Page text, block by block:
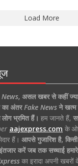
Load More
News, असल खबर से कहीं
अंतर Fake Newsने खत्म
भ्रमित हैं। हम जानते हैं,
aajexpress.com के
हैं। आपसे गुजारिश है,
करें जब तक सच्चाई हमारे
का इरादा अपनी खबरों